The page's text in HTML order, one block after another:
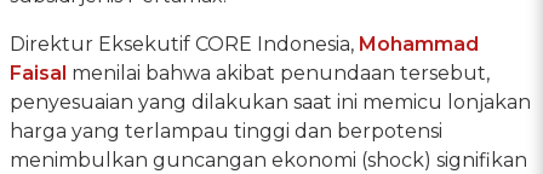
Direktur Eksekutif CORE Indonesia, Mohammad
Faisal menilai bahwa akibat penundaan tersebut,
penyesuaian yang dilakukan saat ini memicu lonjakan
harga yang terlampau tinggi dan berpotensi
menimbulkan guncangan ekonomi (shock) signifikan